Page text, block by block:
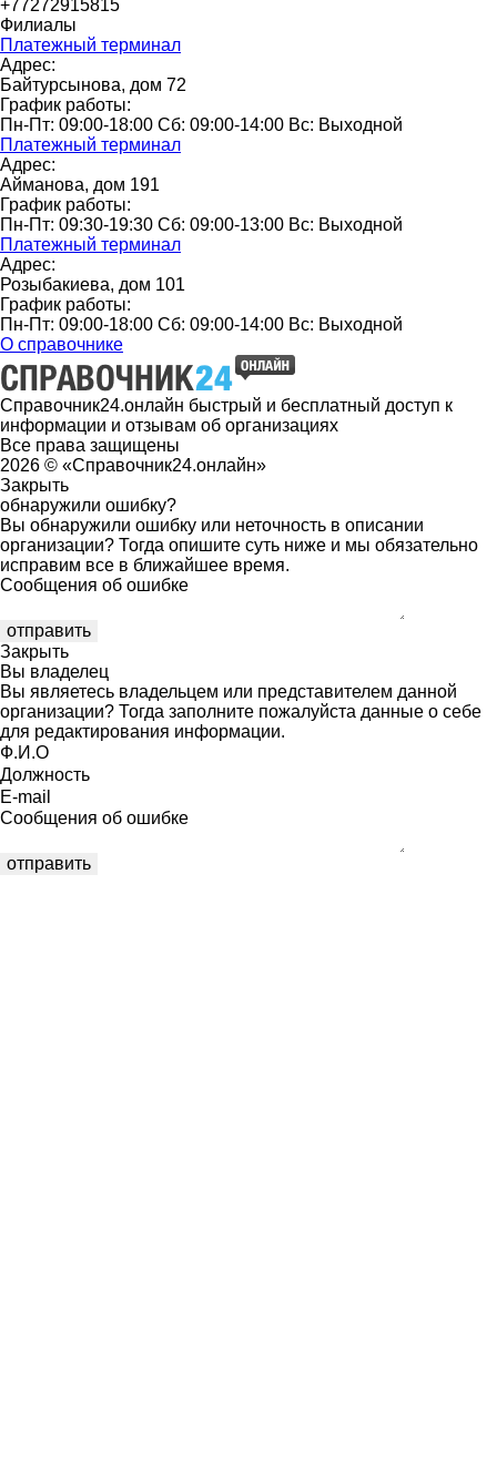
+77272915815
Филиалы
Платежный терминал
Адрес:
Байтурсынова, дом 72
График работы:
Пн-Пт: 09:00-18:00 Сб: 09:00-14:00 Вс: Выходной
Платежный терминал
Адрес:
Айманова, дом 191
График работы:
Пн-Пт: 09:30-19:30 Сб: 09:00-13:00 Вс: Выходной
Платежный терминал
Адрес:
Розыбакиева, дом 101
График работы:
Пн-Пт: 09:00-18:00 Сб: 09:00-14:00 Вс: Выходной
О справочнике
Справочник24.онлайн быстрый и бесплатный доступ к
информации и отзывам об организациях
Все права защищены
2026 © «Справочник24.онлайн»
Закрыть
обнаружили ошибку?
Вы обнаружили ошибку или неточность в описании
организации? Тогда опишите суть ниже и мы обязательно
исправим все в ближайшее время.
Сообщения об ошибке
Закрыть
Вы владелец
Вы являетесь владельцем или представителем данной
организации? Тогда заполните пожалуйста данные о себе
для редактирования информации.
Ф.И.О
Должность
E-mail
Сообщения об ошибке